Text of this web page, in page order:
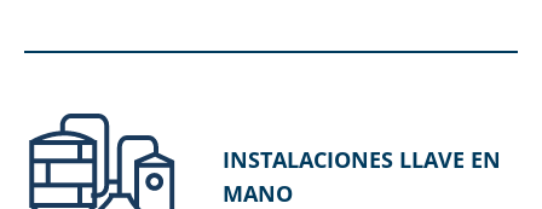
INSTALACIONES LLAVE EN
MANO